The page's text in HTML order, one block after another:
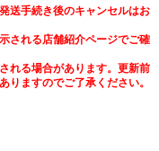
送手続き後のキャンセルはお
される店舗紹介ページでご確
れる場合があります。更新前
りますのでご了承ください。